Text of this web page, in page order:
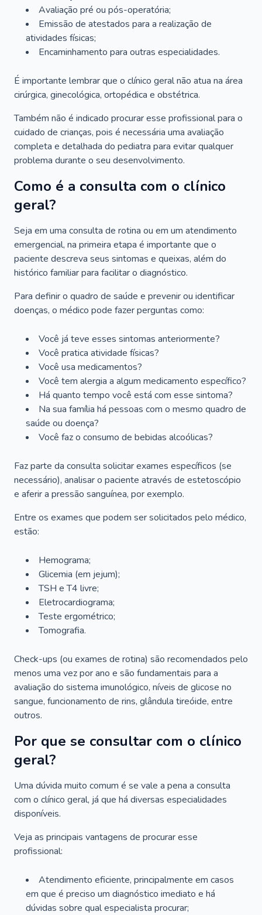
Avaliação pré ou pós-operatória;
Emissão de atestados para a realização de
atividades físicas;
Encaminhamento para outras especialidades.
É importante lembrar que o clínico geral não atua na área
cirúrgica, ginecológica, ortopédica e obstétrica.
Também não é indicado procurar esse profissional para o
cuidado de crianças, pois é necessária uma avaliação
completa e detalhada do pediatra para evitar qualquer
problema durante o seu desenvolvimento.
Como é a consulta com o clínico
geral?
Seja em uma consulta de rotina ou em um atendimento
emergencial, na primeira etapa é importante que o
paciente descreva seus sintomas e queixas, além do
histórico familiar para facilitar o diagnóstico.
Para definir o quadro de saúde e prevenir ou identificar
doenças, o médico pode fazer perguntas como:
Você já teve esses sintomas anteriormente?
Você pratica atividade físicas?
Você usa medicamentos?
Você tem alergia a algum medicamento específico?
Há quanto tempo você está com esse sintoma?
Na sua família há pessoas com o mesmo quadro de
saúde ou doença?
Você faz o consumo de bebidas alcoólicas?
Faz parte da consulta solicitar exames específicos (se
necessário), analisar o paciente através de estetoscópio
e aferir a pressão sanguínea, por exemplo.
Entre os exames que podem ser solicitados pelo médico,
estão:
Hemograma;
Glicemia (em jejum);
TSH e T4 livre;
Eletrocardiograma;
Teste ergométrico;
Tomografia.
Check-ups (ou exames de rotina) são recomendados pelo
menos uma vez por ano e são fundamentais para a
avaliação do sistema imunológico, níveis de glicose no
sangue, funcionamento de rins, glândula tireóide, entre
outros.
Por que se consultar com o clínico
geral?
Uma dúvida muito comum é se vale a pena a consulta
com o clínico geral, já que há diversas especialidades
disponíveis.
Veja as principais vantagens de procurar esse
profissional:
Atendimento eficiente, principalmente em casos
em que é preciso um diagnóstico imediato e há
dúvidas sobre qual especialista procurar;